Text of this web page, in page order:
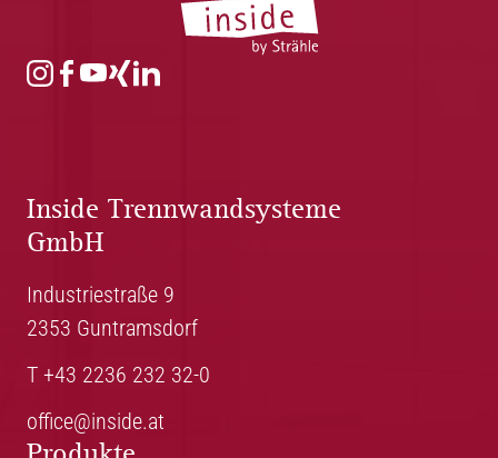
Inside Trennwandsysteme
GmbH
Industriestraße 9
2353 Guntramsdorf
T +43 2236 232 32-0
office@inside.at